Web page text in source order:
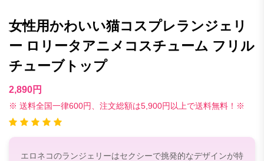
女性用かわいい猫コスプレランジェリ
ー ロリータアニメコスチューム フリル
チューブトップ
2,890円
※ 送料全国一律600円、注文総額は5,900円以上で送料無料！※
エロネコのランジェリーはセクシーで挑発的なデザインが特